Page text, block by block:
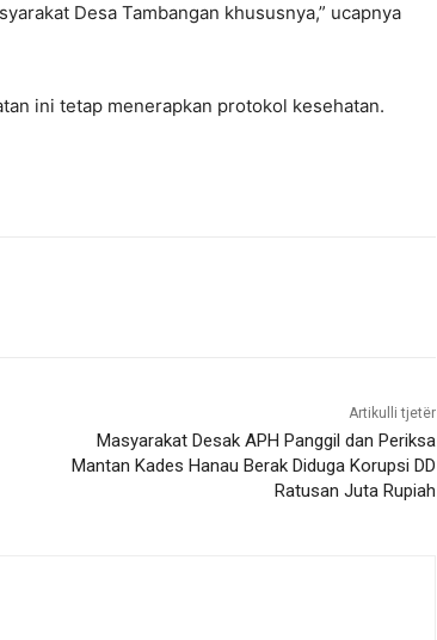
Desa Tambangan khususnya,” ucapnya
ini tetap menerapkan protokol kesehatan.
Artikulli tjetër
Masyarakat Desak APH Panggil dan Periksa
Mantan Kades Hanau Berak Diduga Korupsi DD
Ratusan Juta Rupiah